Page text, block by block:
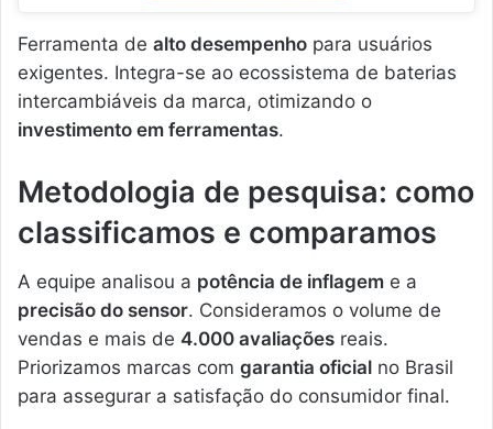
Ferramenta de alto desempenho para usuários
exigentes. Integra-se ao ecossistema de baterias
intercambiáveis da marca, otimizando o
investimento em ferramentas.
Metodologia de pesquisa: como
classificamos e comparamos
A equipe analisou a potência de inflagem e a
precisão do sensor. Consideramos o volume de
vendas e mais de 4.000 avaliações reais.
Priorizamos marcas com garantia oficial no Brasil
para assegurar a satisfação do consumidor final.